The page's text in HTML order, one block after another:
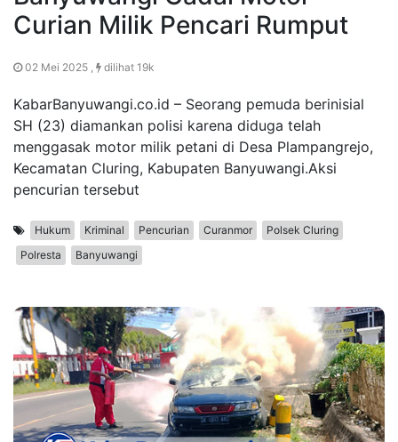
Curian Milik Pencari Rumput
02 Mei 2025 , dilihat 19k
KabarBanyuwangi.co.id – Seorang pemuda berinisial
SH (23) diamankan polisi karena diduga telah
menggasak motor milik petani di Desa Plampangrejo,
Kecamatan Cluring, Kabupaten Banyuwangi.Aksi
pencurian tersebut
Hukum Kriminal Pencurian Curanmor
Polsek Cluring
Polresta
Banyuwangi